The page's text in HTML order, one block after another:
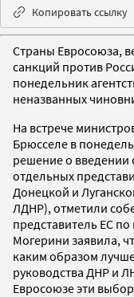
Копировать ссылку
Страны Евросоюза,
санкций против
понедельник
неназванных
На встрече
Брюсселе в
решение о введении
отдельных
Донецкой и
ЛДНР), отметили
представитель ЕС
Могерини заявила,
каким образом
руководства ДНР и
Евросоюзе эти